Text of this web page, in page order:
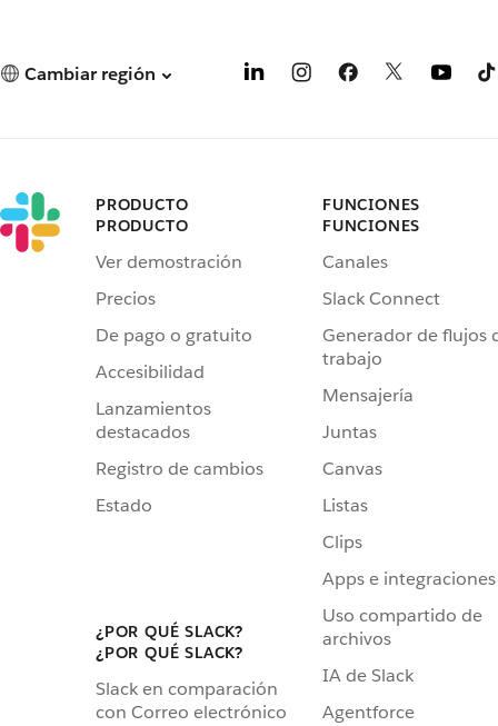
Cambiar región
PRODUCTO
PRODUCTO
Ver demostración
Precios
De pago o gratuito
Accesibilidad
Lanzamientos
destacados
Registro de cambios
Estado
¿POR QUÉ SLACK?
¿POR QUÉ SLACK?
Slack en comparación
con Correo electrónico
FUNCIONES
FUNCIONES
Canales
Slack Connect
Generador de flujos
trabajo
Mensajería
Juntas
Canvas
Listas
Clips
Apps e integraciones
Uso compartido de
archivos
IA de Slack
Agentforce